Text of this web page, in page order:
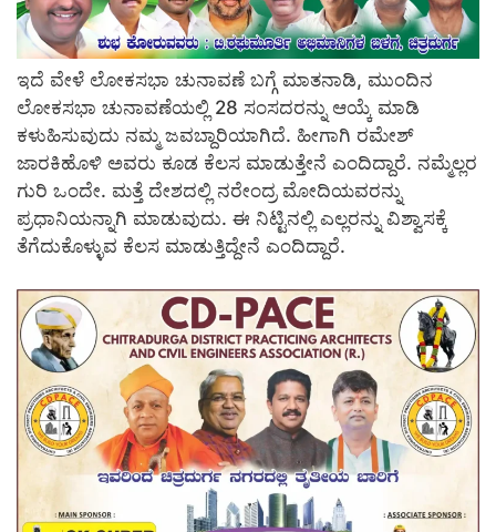
ಇದೆ ವೇಳೆ ಲೋಕಸಭಾ ಚುನಾವಣೆ ಬಗ್ಗೆ ಮಾತನಾಡಿ, ಮುಂದಿನ
ಲೋಕಸಭಾ ಚುನಾವಣೆಯಲ್ಲಿ 28 ಸಂಸದರನ್ನು ಆಯ್ಕೆ ಮಾಡಿ
ಕಳುಹಿಸುವುದು ನಮ್ಮ ಜವಬ್ದಾರಿಯಾಗಿದೆ. ಹೀಗಾಗಿ ರಮೇಶ್
ಜಾರಕಿಹೊಳಿ ಅವರು ಕೂಡ ಕೆಲಸ ಮಾಡುತ್ತೇನೆ ಎಂದಿದ್ದಾರೆ. ನಮ್ಮೆಲ್ಲರ
ಗುರಿ ಒಂದೇ. ಮತ್ತೆ ದೇಶದಲ್ಲಿ ನರೇಂದ್ರ ಮೋದಿಯವರನ್ನು
ಪ್ರಧಾನಿಯನ್ನಾಗಿ ಮಾಡುವುದು. ಈ ನಿಟ್ಟಿನಲ್ಲಿ ಎಲ್ಲರನ್ನು ವಿಶ್ವಾಸಕ್ಕೆ
ತೆಗೆದುಕೊಳ್ಳುವ ಕೆಲಸ ಮಾಡುತ್ತಿದ್ದೇನೆ ಎಂದಿದ್ದಾರೆ.